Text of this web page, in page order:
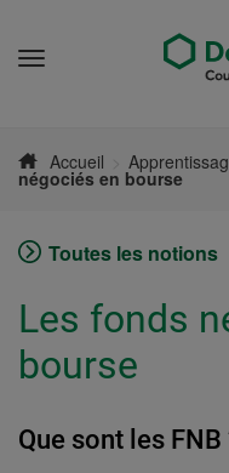
au Menu
Accueil
négociés en bourse
Toutes les notions
Les fonds
bourse
Que sont les FNB